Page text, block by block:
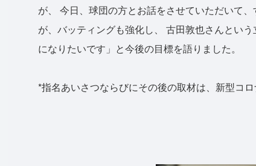
が、 今日、球団の方とお話をさせていただいて
が、バッティングも強化し、 古田敦也さんとい
になりたいです」と今後の目標を語りました。
*指名あいさつならびにその後の取材は、新型コ